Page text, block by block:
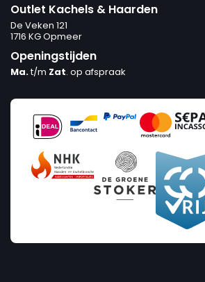
Outlet Kachels & Haarden
De Veken 121
1716 KG Opmeer
Openingstijden
Ma.t/m Zat. op afspraak